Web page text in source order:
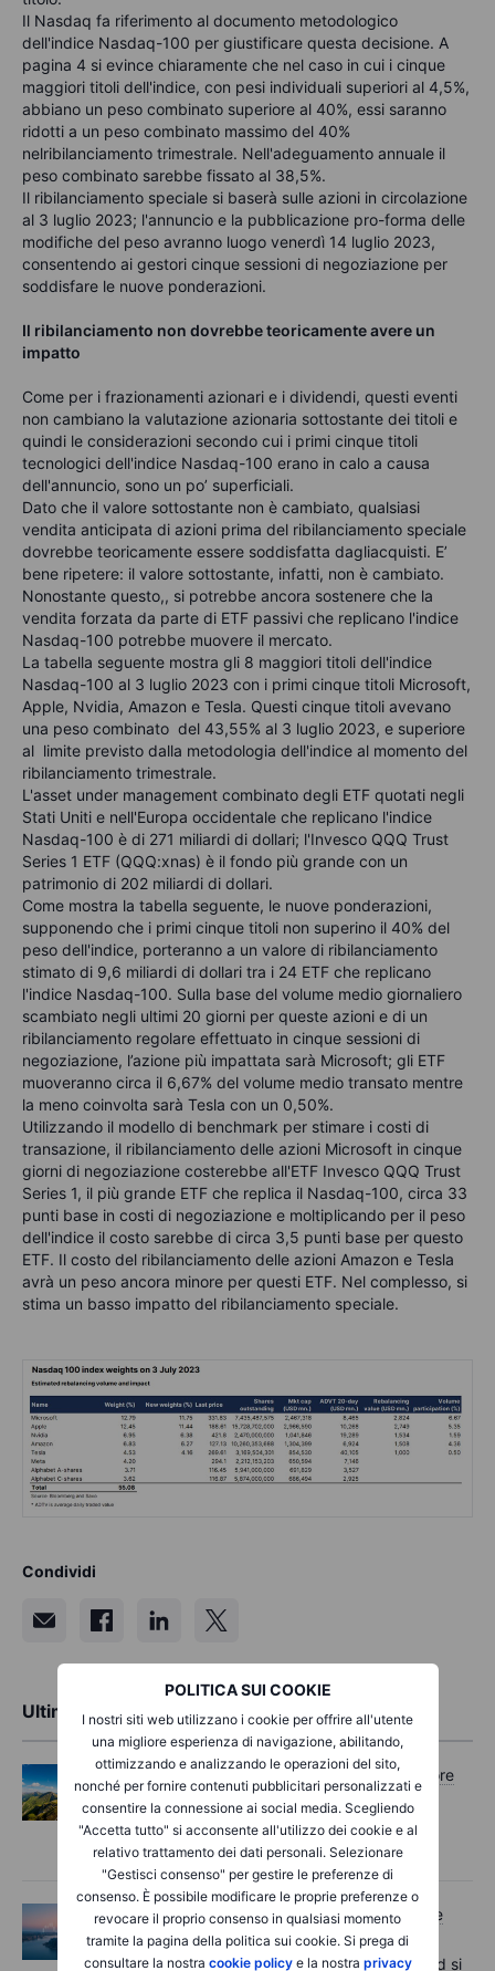
POLITICA SUI COOKIE
I nostri siti web utilizzano i cookie per offrire all'utente
una migliore esperienza di navigazione, abilitando,
ottimizzando e analizzando le operazioni del sito,
nonché per fornire contenuti pubblicitari personalizzati e
consentire la connessione ai social media. Scegliendo
"Accetta tutto" si acconsente all'utilizzo dei cookie e al
relativo trattamento dei dati personali. Selezionare
"Gestisci consenso" per gestire le preferenze di
consenso. È possibile modificare le proprie preferenze o
revocare il proprio consenso in qualsiasi momento
tramite la pagina della politica sui cookie. Si prega di
consultare la nostra cookie policye la nostra privacy
Il Nasdaq fa riferimento al documento metodologico
dell'indice Nasdaq-100 per giustificare questa decisione. A
pagina 4 si evince chiaramente che nel caso in cui i cinque
maggiori titoli dell'indice, con pesi individuali superiori al 4,5%,
abbiano un peso combinato superiore al 40%, essi saranno
ridotti a un peso combinato massimo del 40%
nelribilanciamento trimestrale. Nell'adeguamento annuale il
peso combinato sarebbe fissato al 38,5%.
Il ribilanciamento speciale si baserà sulle azioni in circolazione
al 3 luglio 2023; l'annuncio e la pubblicazione pro-forma delle
modifiche del peso avranno luogo venerdì 14 luglio 2023,
consentendo ai gestori cinque sessioni di negoziazione per
soddisfare le nuove ponderazioni.
Il ribilanciamento non dovrebbe teoricamente avere un
impatto
Come per i frazionamenti azionari e i dividendi, questi eventi
non cambiano la valutazione azionaria sottostante dei titoli e
quindi le considerazioni secondo cui i primi cinque titoli
tecnologici dell'indice Nasdaq-100 erano in calo a causa
dell'annuncio, sono un po’ superficiali.
Dato che il valore sottostante non è cambiato, qualsiasi
vendita anticipata di azioni prima del ribilanciamento speciale
dovrebbe teoricamente essere soddisfatta dagliacquisti. E’
bene ripetere: il valore sottostante, infatti, non è cambiato.
Nonostante questo,, si potrebbe ancora sostenere che la
vendita forzata da parte di ETF passivi che replicano l'indice
Nasdaq-100 potrebbe muovere il mercato.
La tabella seguente mostra gli 8 maggiori titoli dell'indice
Nasdaq-100 al 3 luglio 2023 con i primi cinque titoli Microsoft,
Apple, Nvidia, Amazon e Tesla. Questi cinque titoli avevano
una peso combinato del 43,55% al 3 luglio 2023, e superiore
al limite previsto dalla metodologia dell'indice al momento del
ribilanciamento trimestrale.
L'asset under management combinato degli ETF quotati negli
Stati Uniti e nell'Europa occidentale che replicano l'indice
Nasdaq-100 è di 271 miliardi di dollari; l'Invesco QQQ Trust
Series 1 ETF (QQQ:xnas) è il fondo più grande con un
patrimonio di 202 miliardi di dollari.
Come mostra la tabella seguente, le nuove ponderazioni,
supponendo che i primi cinque titoli non superino il 40% del
peso dell'indice, porteranno a un valore di ribilanciamento
stimato di 9,6 miliardi di dollari tra i 24 ETF che replicano
l'indice Nasdaq-100. Sulla base del volume medio giornaliero
scambiato negli ultimi 20 giorni per queste azioni e di un
ribilanciamento regolare effettuato in cinque sessioni di
negoziazione, l’azione più impattata sarà Microsoft; gli ETF
muoveranno circa il 6,67% del volume medio transato mentre
la meno coinvolta sarà Tesla con un 0,50%.
Utilizzando il modello di benchmark per stimare i costi di
transazione, il ribilanciamento delle azioni Microsoft in cinque
giorni di negoziazione costerebbe all'ETF Invesco QQQ Trust
Series 1, il più grande ETF che replica il Nasdaq-100, circa 33
punti base in costi di negoziazione e moltiplicando per il peso
dell'indice il costo sarebbe di circa 3,5 punti base per questo
ETF. Il costo del ribilanciamento delle azioni Amazon e Tesla
avrà un peso ancora minore per questi ETF. Nel complesso, si
stima un basso impatto del ribilanciamento speciale.
Condividi
Ultime analisi di mercato
Opzioni
Mercoledì 05 agosto 2026, ore
11:30
Options Brief - I record si estendono,
aumentano le coperture – 5 agosto 2026
Macro
Mercoledì 05 agosto 2026, ore
06:02
Rapida panoramica del mercato - I record si